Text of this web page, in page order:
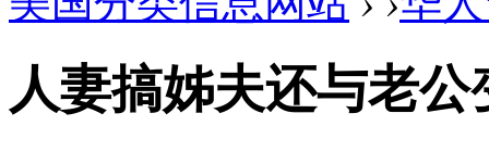
人妻搞姊夫还与老